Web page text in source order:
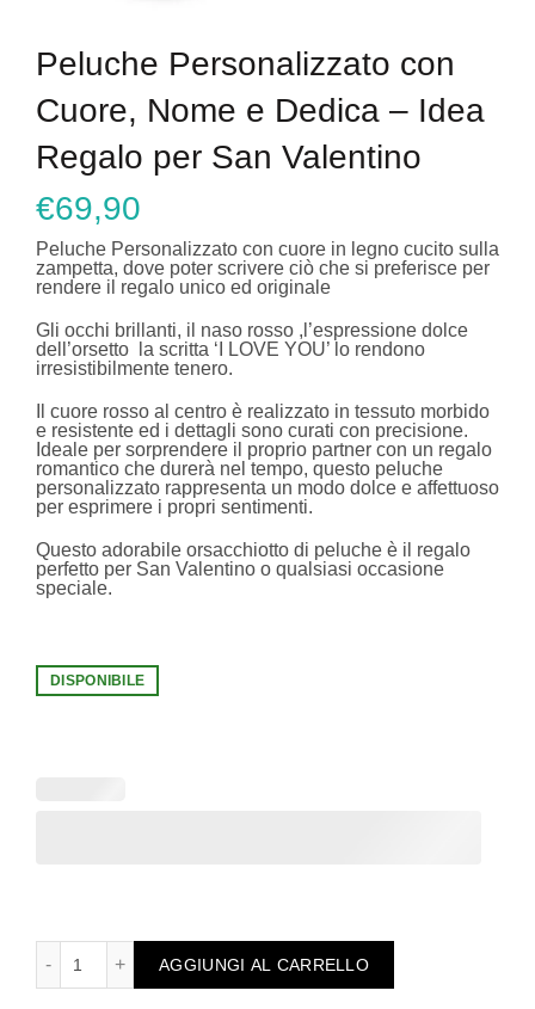
Peluche Personalizzato con
Cuore, Nome e Dedica – Idea
Regalo per San Valentino
€69,90
Peluche Personalizzato con cuore in legno cucito sulla
zampetta, dove poter scrivere ciò che si preferisce per
rendere il regalo unico ed originale
Gli occhi brillanti, il naso rosso ,l’espressione dolce
dell’orsetto la scritta ‘I LOVE YOU’ lo rendono
irresistibilmente tenero.
Il cuore rosso al centro è realizzato in tessuto morbido
e resistente ed i dettagli sono curati con precisione.
Ideale per sorprendere il proprio partner con un regalo
romantico che durerà nel tempo, questo peluche
personalizzato rappresenta un modo dolce e affettuoso
per esprimere i propri sentimenti.
Questo adorabile orsacchiotto di peluche è il regalo
perfetto per San Valentino o qualsiasi occasione
speciale.
DISPONIBILE
Peluche Personalizzato con Cuore, Nome e Dedica – Idea
AGGIUNGI AL CARRELLO